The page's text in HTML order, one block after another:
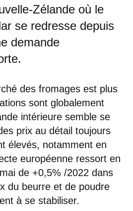
Zélande où le
se redresse depuis
demande
des fromages est plus
sont globalement
intérieure semble se
prix au détail toujours
élevés, notamment en
européenne ressort en
de +0,5% /2022 dans
du beurre et de poudre
à se stabiliser.